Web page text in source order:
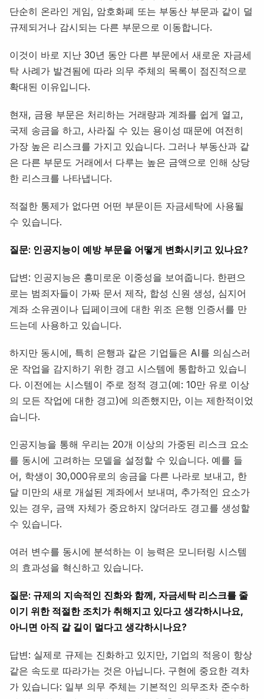
단순히 온라인 게임, 암호화폐 또는 부동산 부문과 같이 덜
규제되거나 감시되는 다른 부문으로 이동합니다.
이것이 바로 지난 30년 동안 다른 부문에서 새로운 자금세
탁 사례가 발견됨에 따라 의무 주체의 목록이 점진적으로
확대된 이유입니다.
현재, 금융 부문은 처리하는 거래량과 계좌를 쉽게 열고,
국제 송금을 하고, 사라질 수 있는 용이성 때문에 여전히
가장 높은 리스크를 가지고 있습니다. 그러나 부동산과 같
은 다른 부문도 거래에서 다루는 높은 금액으로 인해 상당
한 리스크를 나타냅니다.
적절한 통제가 없다면 어떤 부문이든 자금세탁에 사용될
수 있습니다.
질문: 인공지능이 예방 부문을 어떻게 변화시키고 있나요?
답변: 인공지능은 흥미로운 이중성을 보여줍니다. 한편으
로는 범죄자들이 가짜 문서 제작, 합성 신원 생성, 심지어
계좌 소유권이나 딥페이크에 대한 위조 은행 인증서를 만
드는데 사용하고 있습니다.
하지만 동시에, 특히 은행과 같은 기업들은 AI를 의심스러
운 작업을 감지하기 위한 경고 시스템에 통합하고 있습니
다. 이전에는 시스템이 주로 정적 경고(예: 10만 유로 이상
의 모든 작업에 대한 경고)에 의존했지만, 이는 제한적이었
습니다.
인공지능을 통해 우리는 20개 이상의 가중된 리스크 요소
를 동시에 고려하는 모델을 설정할 수 있습니다. 예를 들
어, 학생이 30,000유로의 송금을 다른 나라로 보내고, 한
달 미만의 새로 개설된 계좌에서 보내며, 추가적인 요소가
있는 경우, 금액 자체가 중요하지 않더라도 경고를 생성할
수 있습니다.
여러 변수를 동시에 분석하는 이 능력은 모니터링 시스템
의 효과성을 혁신하고 있습니다.
질문: 규제의 지속적인 진화와 함께, 자금세탁 리스크를 줄
이기 위한 적절한 조치가 취해지고 있다고 생각하시나요,
아니면 아직 갈 길이 멀다고 생각하시나요?
답변: 실제로 규제는 진화하고 있지만, 기업의 적응이 항상
같은 속도로 따라가는 것은 아닙니다. 구현에 중요한 격차
가 있습니다: 일부 의무 주체는 기본적인 의무조차 준수하